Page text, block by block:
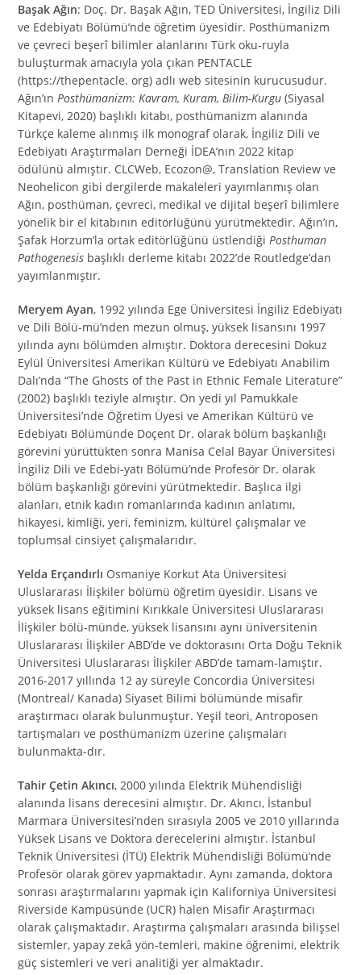
Başak Ağın: Doç. Dr. Başak Ağın, TED Üniversitesi, İngiliz Dili
ve Edebiyatı Bölümü’nde öğretim üyesidir. Posthümanizm
ve çevreci beşerî bilimler alanlarını Türk oku-ruyla
buluşturmak amacıyla yola çıkan PENTACLE
(https://thepentacle. org) adlı web sitesinin kurucusudur.
Ağın’ın Posthümanizm: Kavram, Kuram, Bilim-Kurgu (Siyasal
Kitapevi, 2020) başlıklı kitabı, posthümanizm alanında
Türkçe kaleme alınmış ilk monograf olarak, İngiliz Dili ve
Edebiyatı Araştırmaları Derneği İDEA’nın 2022 kitap
ödülünü almıştır. CLCWeb, Ecozon@, Translation Review ve
Neohelicon gibi dergilerde makaleleri yayımlanmış olan
Ağın, posthüman, çevreci, medikal ve dijital beşerî bilimlere
yönelik bir el kitabının editörlüğünü yürütmektedir. Ağın’ın,
Şafak Horzum’la ortak editörlüğünü üstlendiği Posthuman
Pathogenesis başlıklı derleme kitabı 2022’de Routledge’dan
yayımlanmıştır.
Meryem Ayan, 1992 yılında Ege Üniversitesi İngiliz Edebiyatı
ve Dili Bölü-mü’nden mezun olmuş, yüksek lisansını 1997
yılında aynı bölümden almıştır. Doktora derecesini Dokuz
Eylül Üniversitesi Amerikan Kültürü ve Edebiyatı Anabilim
Dalı’nda “The Ghosts of the Past in Ethnic Female Literature”
(2002) başlıklı teziyle almıştır. On yedi yıl Pamukkale
Üniversitesi’nde Öğretim Üyesi ve Amerikan Kültürü ve
Edebiyatı Bölümünde Doçent Dr. olarak bölüm başkanlığı
görevini yürüttükten sonra Manisa Celal Bayar Üniversitesi
İngiliz Dili ve Edebi-yatı Bölümü’nde Profesör Dr. olarak
bölüm başkanlığı görevini yürütmektedir. Başlıca ilgi
alanları, etnik kadın romanlarında kadının anlatımı,
hikayesi, kimliği, yeri, feminizm, kültürel çalışmalar ve
toplumsal cinsiyet çalışmalarıdır.
Yelda Erçandırlı Osmaniye Korkut Ata Üniversitesi
Uluslararası İlişkiler bölümü öğretim üyesidir. Lisans ve
yüksek lisans eğitimini Kırıkkale Üniversitesi Uluslararası
İlişkiler bölü-münde, yüksek lisansını aynı üniversitenin
Uluslararası İlişkiler ABD’de ve doktorasını Orta Doğu Teknik
Üniversitesi Uluslararası İlişkiler ABD’de tamam-lamıştır.
2016-2017 yıllında 12 ay süreyle Concordia Üniversitesi
(Montreal/ Kanada) Siyaset Bilimi bölümünde misafir
araştırmacı olarak bulunmuştur. Yeşil teori, Antroposen
tartışmaları ve posthümanizm üzerine çalışmaları
bulunmakta-dır.
Tahir Çetin Akıncı, 2000 yılında Elektrik Mühendisliği
alanında lisans derecesini almıştır. Dr. Akıncı, İstanbul
Marmara Üniversitesi’nden sırasıyla 2005 ve 2010 yıllarında
Yüksek Lisans ve Doktora derecelerini almıştır. İstanbul
Teknik Üniversitesi (İTÜ) Elektrik Mühendisliği Bölümü’nde
Profesör olarak görev yapmaktadır. Aynı zamanda, doktora
sonrası araştırmalarını yapmak için Kaliforniya Üniversitesi
Riverside Kampüsünde (UCR) halen Misafir Araştırmacı
olarak çalışmaktadır. Araştırma çalışmaları arasında bilişsel
sistemler, yapay zekâ yön-temleri, makine öğrenimi, elektrik
güç sistemleri ve veri analitiği yer almaktadır.